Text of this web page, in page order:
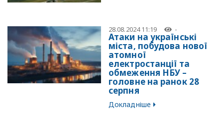
28.08.2024 11:19 -
Атаки на українські
міста, побудова нової
атомної
електростанції та
обмеження НБУ –
головне на ранок 28
серпня
Докладніше